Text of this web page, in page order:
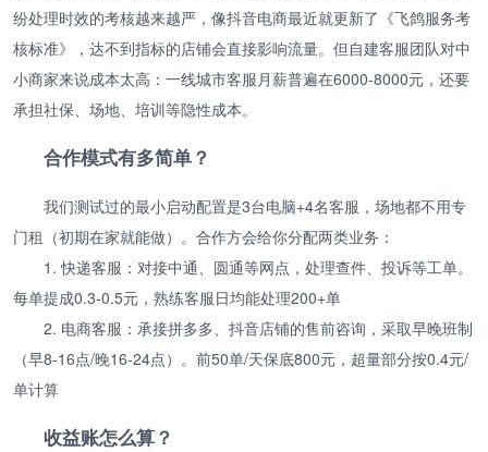
纷处理时效的考核越来越严，像抖音电商最近就更新了《飞鸽服务考
核标准》，达不到指标的店铺会直接影响流量。但自建客服团队对中
小商家来说成本太高：一线城市客服月薪普遍在6000-8000元，还要
承担社保、场地、培训等隐性成本。
合作模式有多简单？
我们测试过的最小启动配置是3台电脑+4名客服，场地都不用专
门租（初期在家就能做）。合作方会给你分配两类业务：
1. 快递客服：对接中通、圆通等网点，处理查件、投诉等工单。
每单提成0.3-0.5元，熟练客服日均能处理200+单
2. 电商客服：承接拼多多、抖音店铺的售前咨询，采取早晚班制
（早8-16点/晚16-24点）。前50单/天保底800元，超量部分按0.4元/
单计算
收益账怎么算？